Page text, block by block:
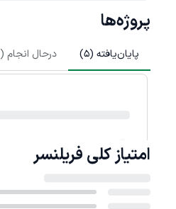
پروژه‌ها
پایان‌یافته (5
) درحال انجام (
امتیاز کلی فریلنسر